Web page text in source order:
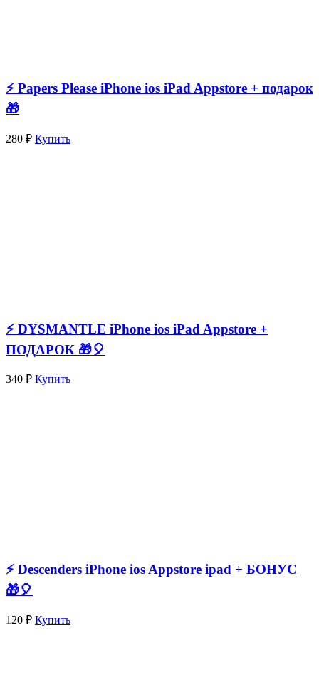
⚡️ Papers Please iPhone ios iPad Appstore + подарок
🎁
280 ₽ Купить
⚡️ DYSMANTLE iPhone ios iPad Appstore +
ПОДАРОК 🎁🎈
340 ₽ Купить
⚡️ Descenders iPhone ios Appstore ipad + БОНУС
🎁🎈
120 ₽ Купить